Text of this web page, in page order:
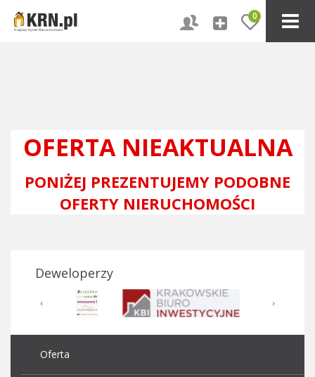
0
OFERTA NIEAKTUALNA
PONIŻEJ PREZENTUJEMY PODOBNE
OFERTY NIERUCHOMOŚCI
Deweloperzy
Oferta